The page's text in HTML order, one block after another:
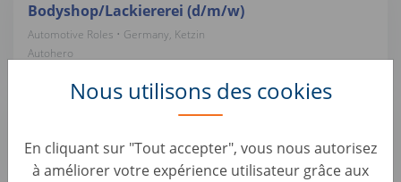
Nous utilisons des cookies
En cliquant sur "Tout accepter", vous nous autorisez
à améliorer votre expérience utilisateur grâce aux
Bodyshop/Lackiererei (d/m/w)
Automotive Roles • Germany, Ketzin
Autohero
Fahrzeugaufbereiter (d/m/w)
Autohero